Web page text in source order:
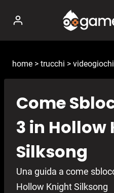
contenuto
home > trucchi > videogiochi
Come
3 in Hollow
Silksong
Una guida a come
Hollow Knight Silksong